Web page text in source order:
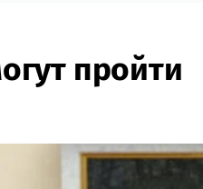
пройти